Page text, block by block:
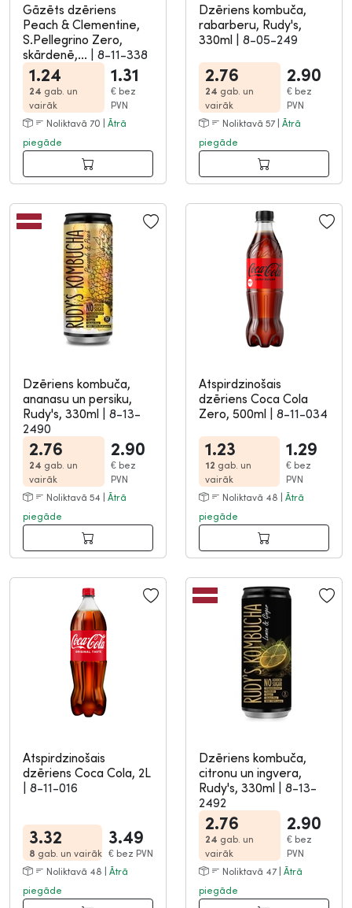
Gāzēts dzēriens
Peach & Clementine,
S.Pellegrino Zero,
skārdenē,... | 8-11-338
1.24
24 gab. un
vairāk
1.31
€ bez
PVN
Noliktavā 70 | Ātrā
piegāde
Dzēriens kombuča,
rabarberu, Rudy's,
330ml | 8-05-249
2.76
24 gab. un
vairāk
2.90
€ bez
PVN
Noliktavā 57 | Ātrā
piegāde
Dzēriens kombuča,
ananasu un persiku,
Rudy's, 330ml | 8-13-
2490
2.76
24 gab. un
vairāk
2.90
€ bez
PVN
Noliktavā 54 | Ātrā
piegāde
Atspirdzinošais
dzēriens Coca Cola
Zero, 500ml | 8-11-034
1.23
12 gab. un
vairāk
1.29
€ bez
PVN
Noliktavā 48 | Ātrā
piegāde
Atspirdzinošais
dzēriens Coca Cola, 2L
| 8-11-016
3.32
8 gab. un vairāk
3.49
€ bez PVN
Noliktavā 48 | Ātrā
piegāde
Dzēriens kombuča,
citronu un ingvera,
Rudy's, 330ml | 8-13-
2492
2.76
24 gab. un
vairāk
2.90
€ bez
PVN
Noliktavā 47 | Ātrā
piegāde